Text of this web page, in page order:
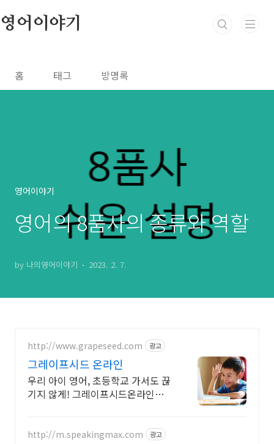
영어이야기
홈 태그 방명록
영어이야기
영어의 8품사의 종류와 역할
by 나의영어이야기 2023. 2. 7.
http://www.grapeseed.com 광고
그레이프시드 온라인
우리 아이 영어, 초등학교 가서도 끊
기지 않게! 그레이프시드온라인해
길러보세요!
http://m.speakingmax.com 광고